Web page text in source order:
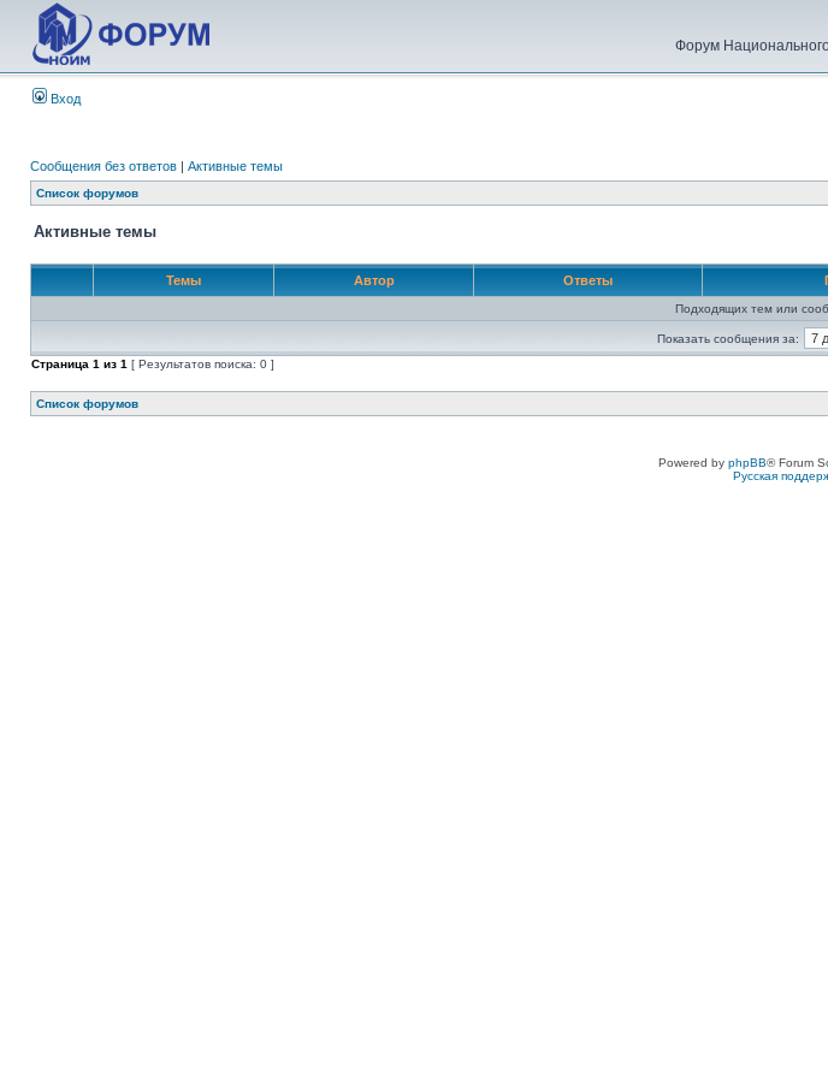
Форум
Вход
Сообщения без ответов | Активные темы
Список форумов
Активные темы
Темы Автор Ответы
Подходящих тем или
Показать сообщения за:
Страница 1 из 1 [ Результатов поиска: 0 ]
Список форумов
Powered by phpBB® Forum
Русская